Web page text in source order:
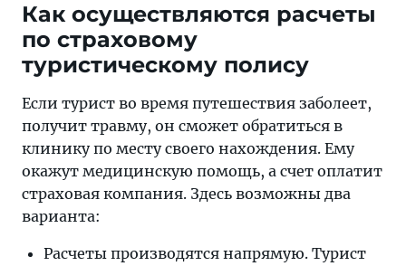
Как осуществляются расчеты
по страховому
туристическому полису
Если турист во время путешествия заболеет,
получит травму, он сможет обратиться в
клинику по месту своего нахождения. Ему
окажут медицинскую помощь, а счет оплатит
страховая компания. Здесь возможны два
варианта:
Расчеты производятся напрямую. Турист